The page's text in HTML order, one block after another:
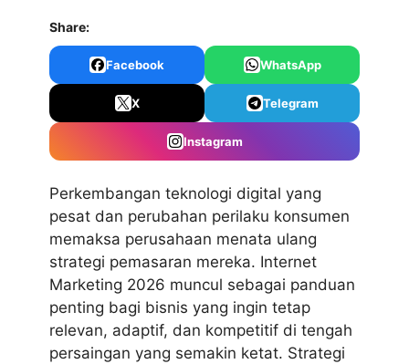
Share:
Facebook WhatsApp
X Telegram
Instagram
Perkembangan teknologi digital yang
pesat dan perubahan perilaku konsumen
memaksa perusahaan menata ulang
strategi pemasaran mereka. Internet
Marketing 2026 muncul sebagai panduan
penting bagi bisnis yang ingin tetap
relevan, adaptif, dan kompetitif di tengah
persaingan yang semakin ketat. Strategi